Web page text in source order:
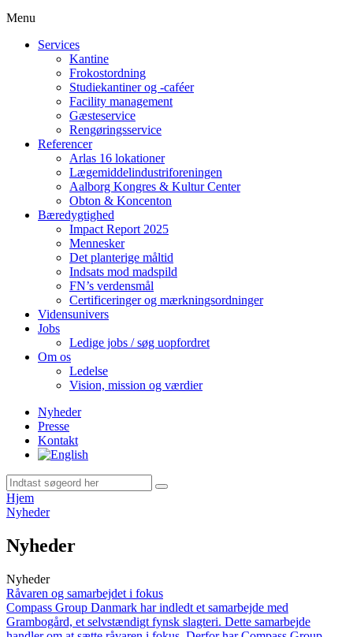
Menu
Services
Kantine
Frokostordning
Studiekantiner og -caféer
Facility management
Gæsteservice
Rengøringsservice
Referencer
Arlas 16 lokationer
Lægemiddelindustriforeningen
Aalborg Kongres & Kultur Center
Obton & Koncenton
Bæredygtighed
Impact Report 2025
Mennesker
Det planterige måltid
Indsats mod madspild
FN’s verdensmål
Certificeringer og mærkningsordninger
Vidensunivers
Jobs
Ledige jobs / søg uopfordret
Om os
Ledelse
Vision, mission og værdier
Nyheder
Presse
Kontakt
Hjem
Nyheder
Nyheder
Nyheder
Råvaren og samarbejdet i fokus
Compass Group Danmark har indledt et samarbejde med
Grambogård, et selvstændigt fynsk slagteri. Dette samarbejde